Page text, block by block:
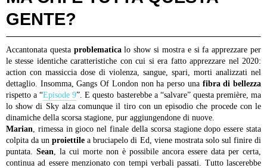
GENTE?
Accantonata questa problematicalo show si mostra e si fa apprezzare per
le stesse identiche caratteristiche con cui si era fatto apprezzare nel 2020:
action con massiccia dose di violenza, sangue, spari, morti analizzati nel
dettaglio. Insomma, Gangs Of London non ha perso una fibra di bellezza
rispetto a “Episode 9”. E questo basterebbe a “salvare” questa première, ma
lo show di Sky alza comunque il tiro con un episodio che procede con le
dinamiche della scorsa stagione, pur aggiungendone di nuove.
Marian , rimessa in gioco nel finale della scorsa stagione dopo essere stata
colpita da unproiettile a bruciapelo di Ed, viene mostrata solo sul finire di
puntata. Sean , la cui morte non è possibile ancora essere data per certa,
continua ad essere menzionato con tempi verbali passati. Tutto lascerebbe